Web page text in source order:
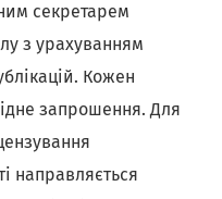
секретарем
з урахуванням
Кожен
запрошення. Для
направляється